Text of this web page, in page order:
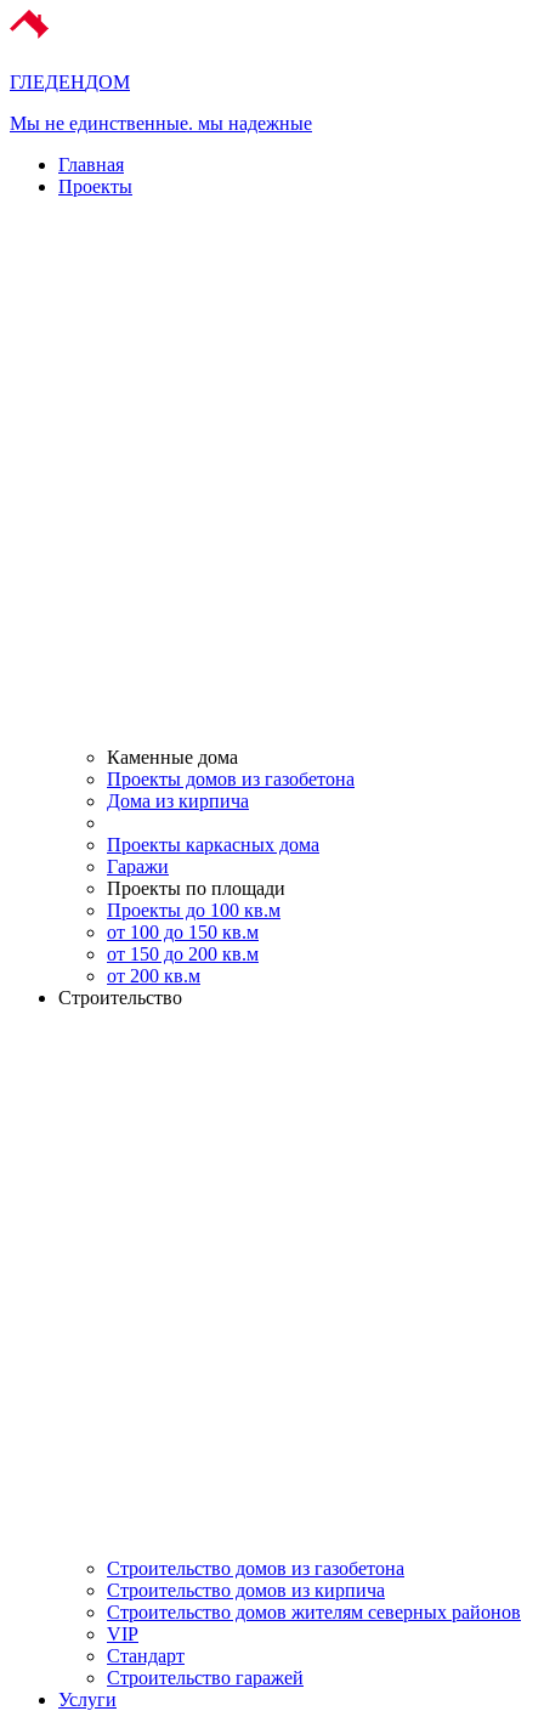
ГЛЕДЕНДОМ
Мы не единственные. мы надежные
Главная
Проекты
Каменные дома
Проекты домов из газобетона
Дома из кирпича
Проекты каркасных дома
Гаражи
Проекты по площади
Проекты до 100 кв.м
от 100 до 150 кв.м
от 150 до 200 кв.м
от 200 кв.м
Строительство
Строительство домов из газобетона
Строительство домов из кирпича
Строительство домов жителям северных районов
VIP
Стандарт
Строительство гаражей
Услуги